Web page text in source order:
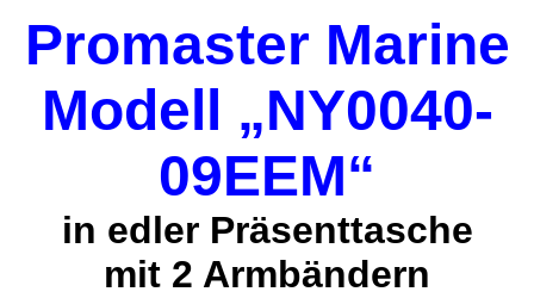
Promaster Marine
Modell „NY0040-
09EEM“
in edler Präsenttasche
mit 2 Armbändern